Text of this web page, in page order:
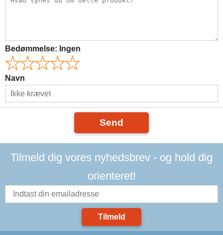
Bedømmelse: Ingen
Navn
Send
Tilmeld dig vores nyhedsbrev - og hold dig
orienteret!
Tilmeld